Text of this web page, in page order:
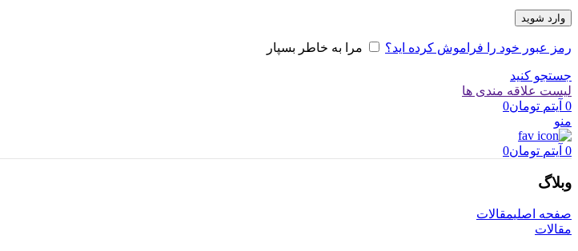
وارد شوید
رمز عبور خود را فراموش کرده اید؟ مرا به خاطر بسپار
جستجو کنید
لیست علاقه مندی ها
0 آیتم تومان0
منو
0 آیتم تومان0
وبلاگ
صفحه اصلیمقالات
مقالات